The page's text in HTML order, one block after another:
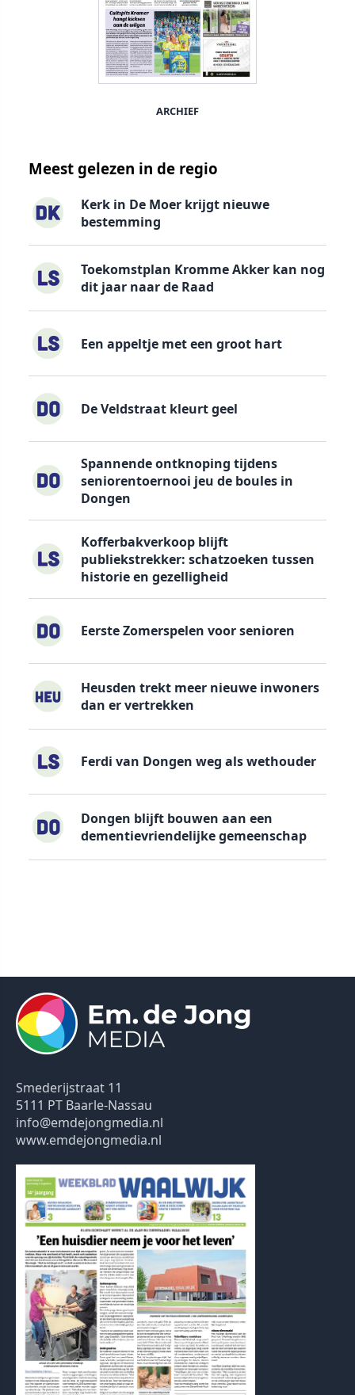
ARCHIEF
Meest gelezen in de regio
Kerk in De Moer krijgt nieuwe
bestemming
Toekomstplan Kromme Akker kan nog
dit jaar naar de Raad
Een appeltje met een groot hart
De Veldstraat kleurt geel
Spannende ontknoping tijdens
seniorentoernooi jeu de boules in
Dongen
Kofferbakverkoop blijft
publiekstrekker: schatzoeken tussen
historie en gezelligheid
Eerste Zomerspelen voor senioren
Heusden trekt meer nieuwe inwoners
dan er vertrekken
Ferdi van Dongen weg als wethouder
Dongen blijft bouwen aan een
dementievriendelijke gemeenschap
Smederijstraat 11
5111 PT Baarle-Nassau
info@emdejongmedia.nl
www.emdejongmedia.nl